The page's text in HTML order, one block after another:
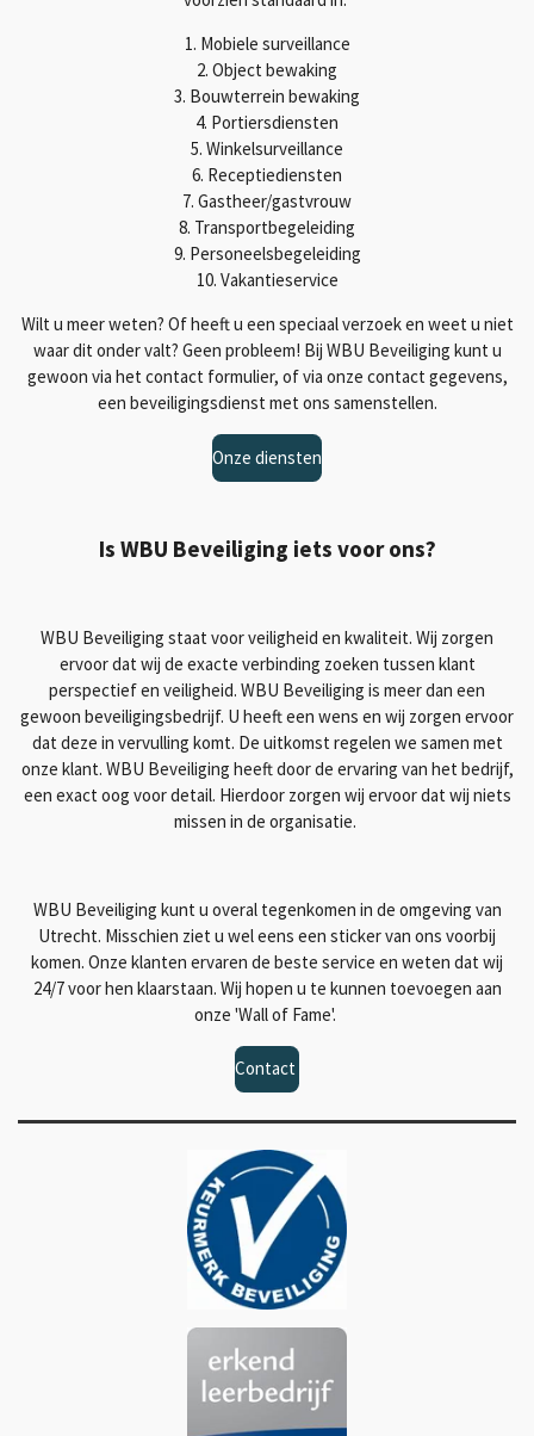
1. Mobiele surveillance
2. Object bewaking
3. Bouwterrein bewaking
4. Portiersdiensten
5. Winkelsurveillance
6. Receptiediensten
7. Gastheer/gastvrouw
8. Transportbegeleiding
9. Personeelsbegeleiding
10. Vakantieservice
Wilt u meer weten? Of heeft u een speciaal verzoek en weet u niet
waar dit onder valt? Geen probleem! Bij WBU Beveiliging kunt u
gewoon via het contact formulier, of via onze contact gegevens,
een beveiligingsdienst met ons samenstellen.
Onze diensten
Is WBU Beveiliging iets voor ons?
WBU Beveiliging staat voor veiligheid en kwaliteit. Wij zorgen
ervoor dat wij de exacte verbinding zoeken tussen klant
perspectief en veiligheid. WBU Beveiliging is meer dan een
gewoon beveiligingsbedrijf. U heeft een wens en wij zorgen ervoor
dat deze in vervulling komt. De uitkomst regelen we samen met
onze klant. WBU Beveiliging heeft door de ervaring van het bedrijf,
een exact oog voor detail. Hierdoor zorgen wij ervoor dat wij niets
missen in de organisatie.
WBU Beveiliging kunt u overal tegenkomen in de omgeving van
Utrecht. Misschien ziet u wel eens een sticker van ons voorbij
komen. Onze klanten ervaren de beste service en weten dat wij
24/7 voor hen klaarstaan. Wij hopen u te kunnen toevoegen aan
onze 'Wall of Fame'.
Contact